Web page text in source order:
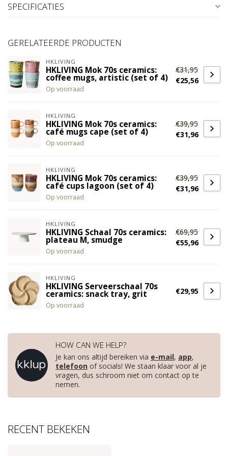
SPECIFICATIES
GERELATEERDE PRODUCTEN
HKLIVING
HKLIVING Mok 70s ceramics:
coffee mugs, artistic (set of 4)
Op voorraad
€31,95
€25,56
HKLIVING
HKLIVING Mok 70s ceramics:
café mugs cape (set of 4)
Op voorraad
€39,95
€31,96
HKLIVING
HKLIVING Mok 70s ceramics:
café cups lagoon (set of 4)
Op voorraad
€39,95
€31,96
HKLIVING
HKLIVING Schaal 70s ceramics:
plateau M, smudge
Op voorraad
€69,95
€55,96
HKLIVING
HKLIVING Serveerschaal 70s
ceramics: snack tray, grit
Op voorraad
€29,95
HOW CAN WE HELP?
Je kan ons altijd bereiken via e-mail, app,
telefoon of socials! We staan klaar voor al je
vragen, dus schroom niet om contact op te
nemen.
RECENT BEKEKEN